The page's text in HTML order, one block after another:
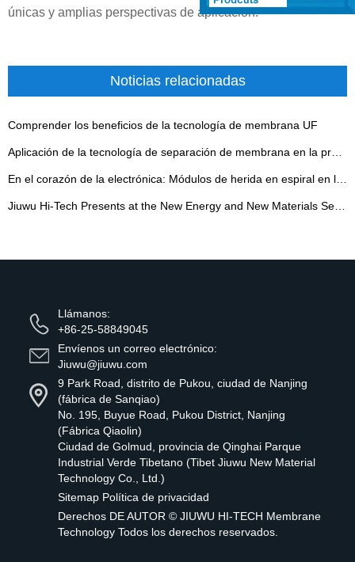
únicas y amplias perspectivas de aplicación.
Noticias relacionadas
Comprender los beneficios de la tecnología de membrana UF
Llámanos:
+86-25-58849045
Envíenos un correo electrónico:
Jiuwu@jiuwu.com
9 Park Road, distrito de Pukou, ciudad de Nanjing
(fábrica de Sanqiao)
No. 195, Buyue Road, Pukou District, Nanjing
(Fábrica Qiaolin)
Ciudad de Golmud, provincia de Qinghai Parque
Industrial Verde Tibetano (Tibet Jiuwu New Material
Technology Co., Ltd.)
Sitemap Política de privacidad
Derechos DE AUTOR © JIUWU HI-TECH Membrane
Technology Todos los derechos reservados.